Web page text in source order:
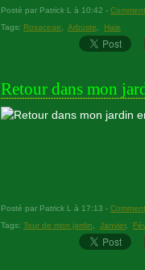
Posté par Patrick L à 10:42 -
Tags: Rosaceae Arbuste Haie
Retour dans mon
Posté par Patrick L à 17:13 -
Tags: Tour de mon jardin Janvier,